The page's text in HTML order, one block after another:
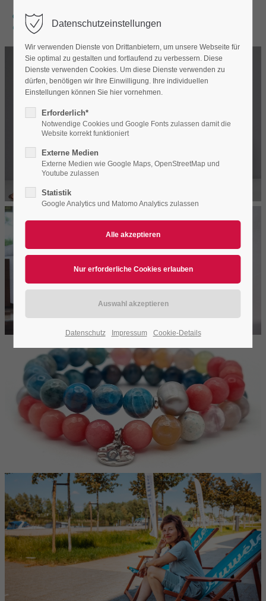
Datenschutzeinstellungen
Wir verwenden Dienste von Drittanbietern, um unsere Webseite für
Sie optimal zu gestalten und fortlaufend zu verbessern. Diese
Dienste verwenden Cookies. Um diese Dienste verwenden zu
dürfen, benötigen wir Ihre Einwilligung. Ihre individuellen
Einstellungen können Sie hier vornehmen.
Erforderlich*
Notwendige Cookies und Google Fonts zulassen damit die
Website korrekt funktioniert
Externe Medien
Externe Medien wie Google Maps, OpenStreetMap und
Youtube zulassen
Statistik
Google Analytics und Matomo Analytics zulassen
Datenschutz Impressum Cookie-Details